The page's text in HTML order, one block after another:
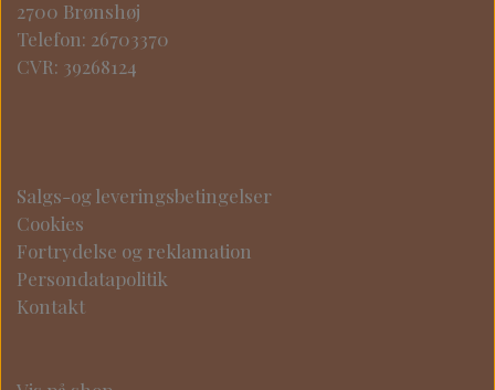
2700 Brønshøj
Telefon: 26703370
CVR: 39268124
Salgs-og leveringsbetingelser
Cookies
Fortrydelse og reklamation
Persondatapolitik
Kontakt